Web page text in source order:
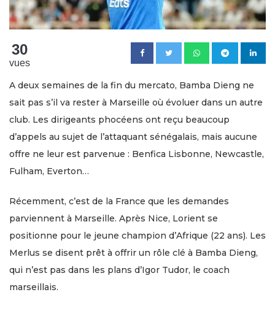
30
vues
A deux semaines de la fin du mercato, Bamba Dieng ne
sait pas s’il va rester à Marseille où évoluer dans un autre
club. Les dirigeants phocéens ont reçu beaucoup
d’appels au sujet de l’attaquant sénégalais, mais aucune
offre ne leur est parvenue : Benfica Lisbonne, Newcastle,
Fulham, Everton…
Récemment, c’est de la France que les demandes
parviennent à Marseille. Après Nice, Lorient se
positionne pour le jeune champion d’Afrique (22 ans). Les
Merlus se disent prêt à offrir un rôle clé à Bamba Dieng,
qui n’est pas dans les plans d’Igor Tudor, le coach
marseillais.